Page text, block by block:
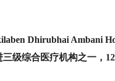
Dhirubhai Ambani
三级综合医疗机构之一，